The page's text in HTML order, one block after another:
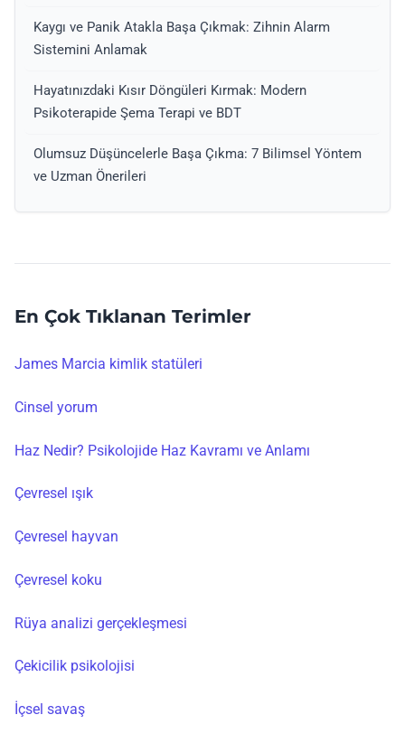
Kaygı ve Panik Atakla Başa Çıkmak: Zihnin Alarm
Sistemini Anlamak
Hayatınızdaki Kısır Döngüleri Kırmak: Modern
Psikoterapide Şema Terapi ve BDT
Olumsuz Düşüncelerle Başa Çıkma: 7 Bilimsel Yöntem
ve Uzman Önerileri
En Çok Tıklanan Terimler
James Marcia kimlik statüleri
Cinsel yorum
Haz Nedir? Psikolojide Haz Kavramı ve Anlamı
Çevresel ışık
Çevresel hayvan
Çevresel koku
Rüya analizi gerçekleşmesi
Çekicilik psikolojisi
İçsel savaş